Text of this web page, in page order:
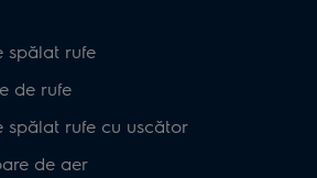
spălat rufe
de rufe
spălat rufe cu uscător
de aer